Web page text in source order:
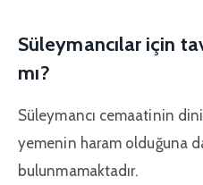
Süleymancılar için
mı?
Süleymancı cemaatinin
yemenin haram olduğuna
bulunmamaktadır.